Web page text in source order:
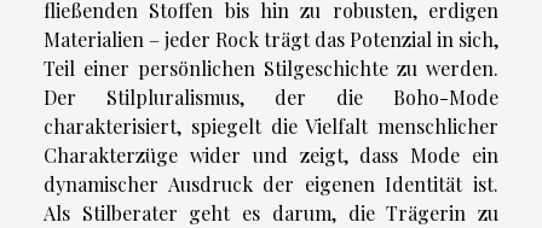
fließenden Stoffen bis hin zu robusten, erdigen
Materialien – jeder Rock trägt das Potenzial in sich,
Teil einer persönlichen Stilgeschichte zu werden.
Der Stilpluralismus, der die Boho-Mode
charakterisiert, spiegelt die Vielfalt menschlicher
Charakterzüge wider und zeigt, dass Mode ein
dynamischer Ausdruck der eigenen Identität ist.
Als Stilberater geht es darum, die Trägerin zu